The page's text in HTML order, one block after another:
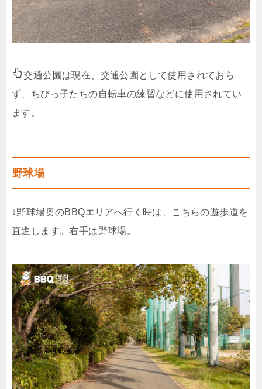
交通公園は現在、交通公園として使用されておら
ず、ちびっ子たちの自転車の練習などに使用されてい
ます。
野球場
↓野球場奥のBBQエリアへ行く時は、こちらの遊歩道を
直進します。右手は野球場。